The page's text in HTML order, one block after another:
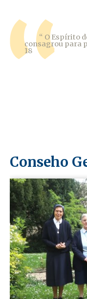
“ O Espírito
consagrou para
18
Conseho